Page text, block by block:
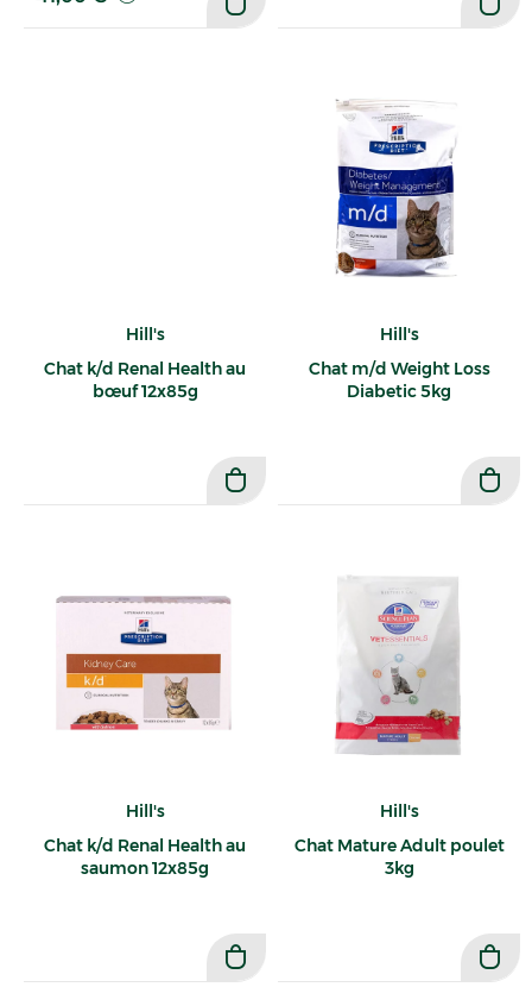
Hill's
Chat k/d Renal Health au
bœuf 12x85g
Hill's
Chat m/d Weight Loss
Diabetic 5kg
Hill's
Chat k/d Renal Health au
saumon 12x85g
Hill's
Chat Mature Adult poulet
3kg